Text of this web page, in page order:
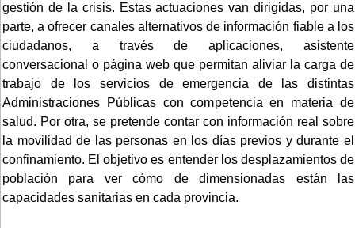
gestión de la crisis. Estas actuaciones van dirigidas, por una
parte, a ofrecer canales alternativos de información fiable a los
ciudadanos, a través de aplicaciones, asistente
conversacional o página web que permitan aliviar la carga de
trabajo de los servicios de emergencia de las distintas
Administraciones Públicas con competencia en materia de
salud. Por otra, se pretende contar con información real sobre
la movilidad de las personas en los días previos y durante el
confinamiento. El objetivo es entender los desplazamientos de
población para ver cómo de dimensionadas están las
capacidades sanitarias en cada provincia.